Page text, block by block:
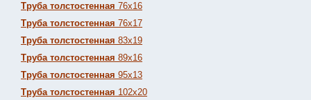
Труба толстостенная 76х16
Труба толстостенная 76х17
Труба толстостенная 83х19
Труба толстостенная 89х16
Труба толстостенная 95х13
Труба толстостенная 102х20